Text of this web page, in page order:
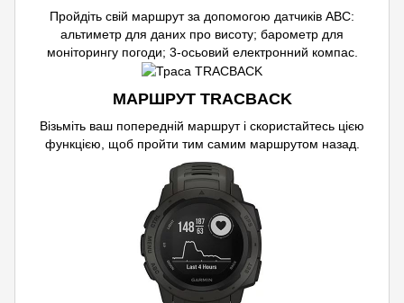
Пройдіть свій маршрут за допомогою датчиків ABC:
альтиметр для даних про висоту; барометр для
моніторингу погоди; 3-осьовий електронний компас.
МАРШРУТ TRACBACK
Візьміть ваш попередній маршрут і скористайтесь цією
функцією, щоб пройти тим самим маршрутом назад.